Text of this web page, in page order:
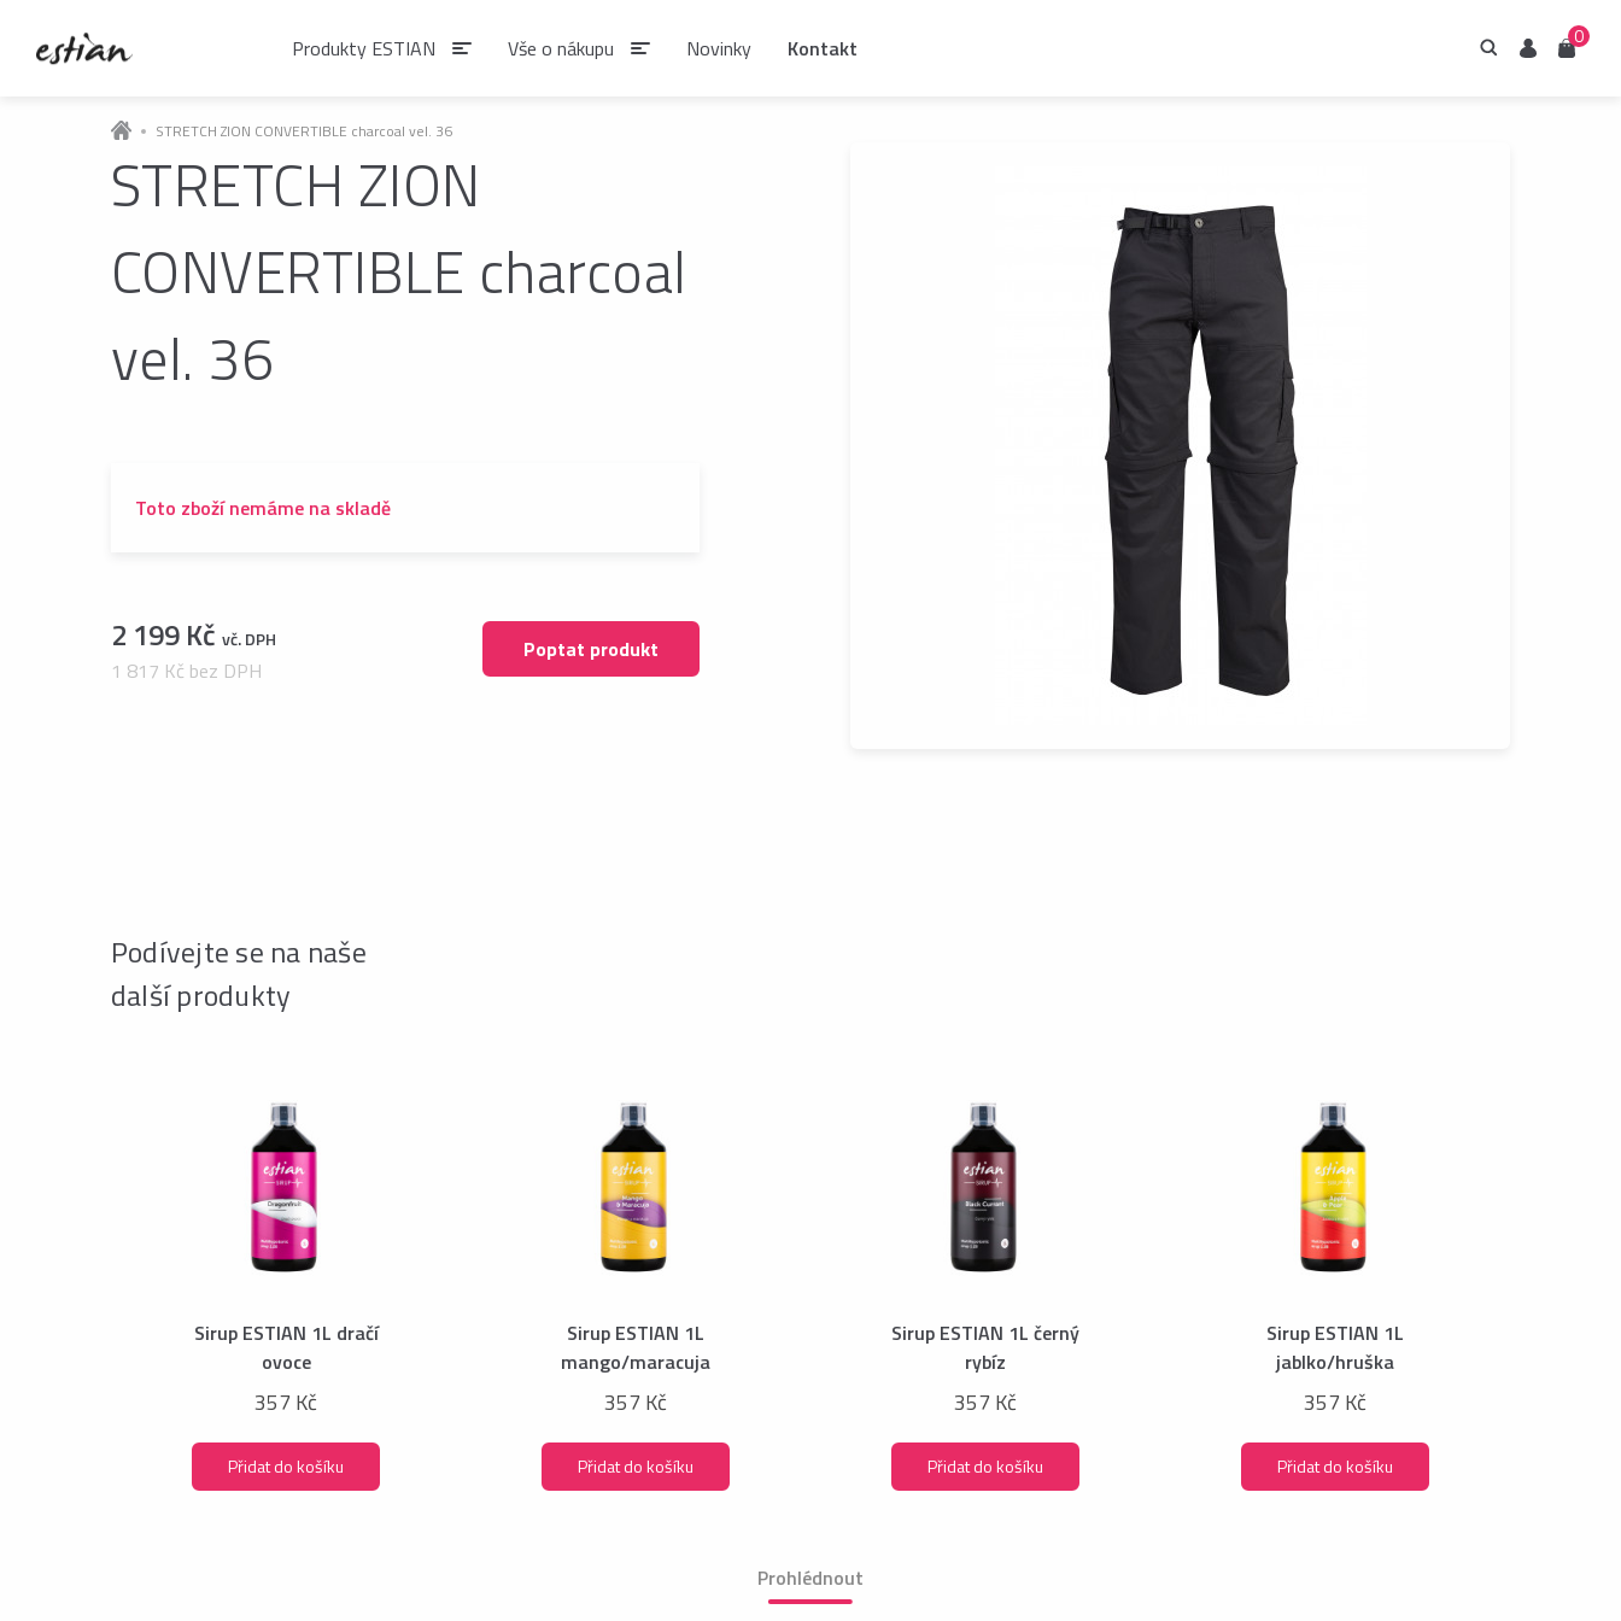
STRETCH ZION CONVERTIBLE charcoal vel. 36
STRETCH ZION
CONVERTIBLE charcoal
vel. 36
Toto zboží nemáme na skladě
2 199 Kč vč. DPH
1 817 Kč bez DPH
Poptat produkt
Podívejte se na naše
další produkty
Sirup ESTIAN 1L dračí
ovoce
357 Kč
Přidat do košíku
Sirup ESTIAN 1L
mango/maracuja
357 Kč
Přidat do košíku
Sirup ESTIAN 1L černý
rybíz
357 Kč
Přidat do košíku
Sirup ESTIAN 1L
jablko/hruška
357 Kč
Přidat do košíku
Prohlédnout
Produkty ESTIAN
Produkty ESTIAN
VÝDEJNÍKY VODY
SIRUPY A NÁPOJOVÉ
KONCENTRÁTY
Čaje BIO
Sirupy ESTIAN
Poznejte naše sirupy
bez umělých sladidel.
Prohlédnout
Vše o nákupu Novinky Kontakt HledáníUživatelKošík
0